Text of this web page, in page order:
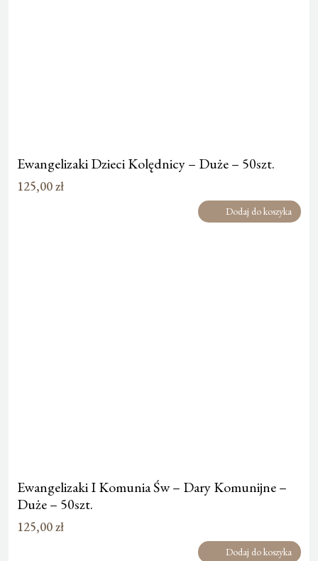
Ewangelizaki Dzieci Kolędnicy – Duże – 50szt.
125,00zł
Dodaj do koszyka
Ewangelizaki I Komunia Św – Dary Komunijne –
Duże – 50szt.
125,00zł
Dodaj do koszyka